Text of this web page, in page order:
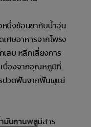
นึ่งช้อนชากับน้ำอุ่น
ศษอาหารจากโพรง
สบ หลีกเลี่ยงการ
นื่องจากอุณหภูมิที่
ปวดฟันจากฟันผุแย่
มันกานพลูมีสาร